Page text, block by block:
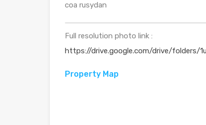
coa rusydan
Full resolution photo link :
https://drive.google.com/drive/folders/
Property Map